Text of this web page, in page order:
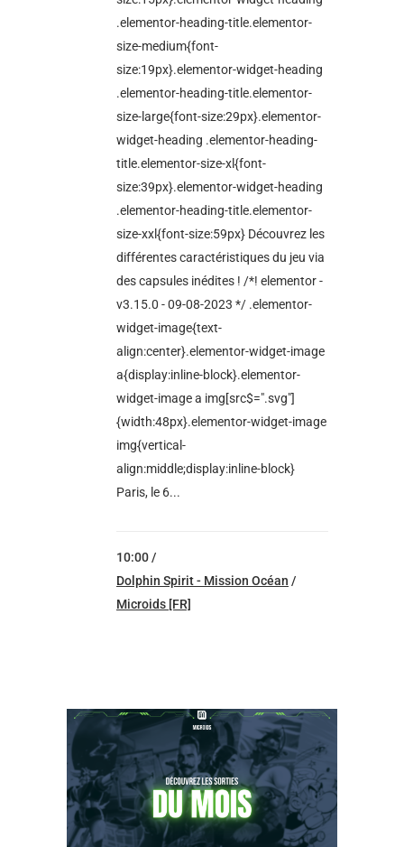
.elementor-heading-title.elementor-
size-medium{font-
size:19px}.elementor-widget-heading
.elementor-heading-title.elementor-
size-large{font-size:29px}.elementor-
widget-heading .elementor-heading-
title.elementor-size-xl{font-
size:39px}.elementor-widget-heading
.elementor-heading-title.elementor-
size-xxl{font-size:59px} Découvrez les
différentes caractéristiques du jeu via
des capsules inédites ! /*! elementor -
v3.15.0 - 09-08-2023 */ .elementor-
widget-image{text-
align:center}.elementor-widget-image
a{display:inline-block}.elementor-
widget-image a img[src$=".svg"]
{width:48px}.elementor-widget-image
img{vertical-
align:middle;display:inline-block}
Paris, le 6...
10:00 /
Dolphin Spirit - Mission Océan /
Microids [FR]